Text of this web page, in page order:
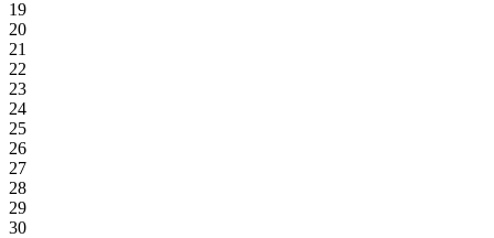
19
20
21
22
23
24
25
26
27
28
29
30